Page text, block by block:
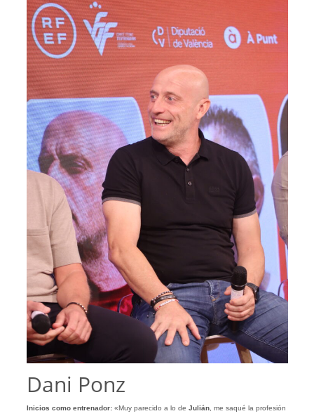
Dani Ponz
Inicios como entrenador: «Muy parecido a lo de Julián, me saqué la profesión